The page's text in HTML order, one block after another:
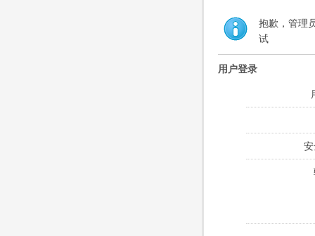
抱歉，管理
试
用户登录